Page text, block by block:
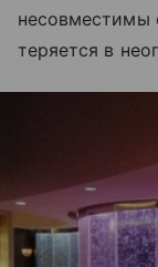
несовместимы
теряется в